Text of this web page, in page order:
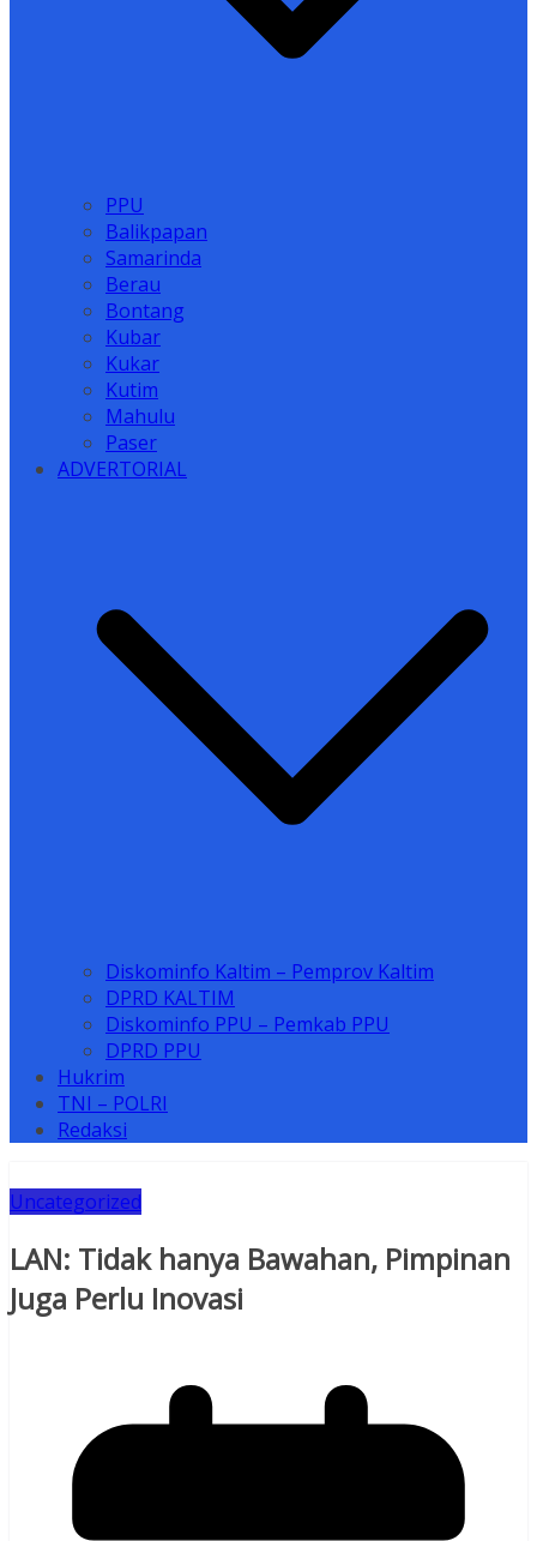
PPU
Balikpapan
Samarinda
Berau
Bontang
Kubar
Kukar
Kutim
Mahulu
Paser
ADVERTORIAL
Diskominfo Kaltim – Pemprov Kaltim
DPRD KALTIM
Diskominfo PPU – Pemkab PPU
DPRD PPU
Hukrim
TNI – POLRI
Redaksi
Uncategorized
LAN: Tidak hanya Bawahan, Pimpinan
Juga Perlu Inovasi